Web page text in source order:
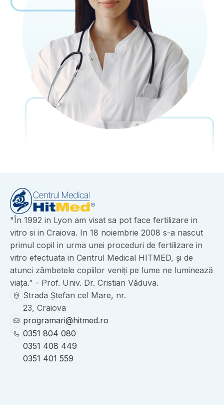
"În 1992 in Lyon am visat sa pot face fertilizare in
vitro si in Craiova. In 18 noiembrie 2008 s-a nascut
primul copil in urma unei proceduri de fertilizare in
vitro efectuata in Centrul Medical HITMED, și de
atunci zâmbetele copiilor veniți pe lume ne luminează
viața." - Prof. Univ. Dr. Cristian Văduva.
Strada Ștefan cel Mare, nr.
23, Craiova
programari@hitmed.ro
0351 804 080
0351 408 449
0351 401 559